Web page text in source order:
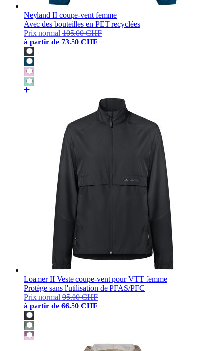
Neyland II coupe-vent femme
Avec des bouteilles en PET recyclées
Prix normal 105.00 CHF
à partir de 73.50 CHF
Loamer II Veste coupe-vent pour VTT femme
Protège sans l'utilisation de PFAS/PFC
Prix normal 95.00 CHF
à partir de 66.50 CHF